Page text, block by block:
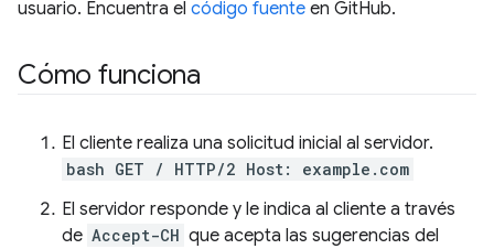
usuario. Encuentra el código fuente en GitHub.
Cómo funciona
El cliente realiza una solicitud inicial al servidor.
bash GET / HTTP/2 Host: example.com
El servidor responde y le indica al cliente a través
de Accept-CH que acepta las sugerencias del